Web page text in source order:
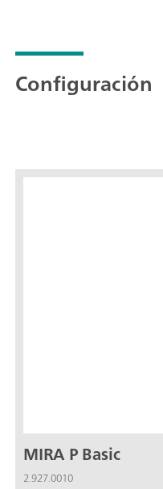
Configuración
MIRA P Basic
2.927.0010